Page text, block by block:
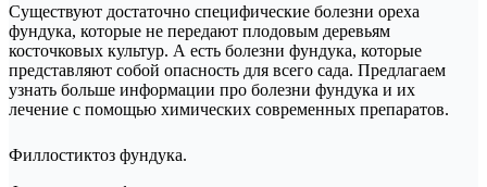
Существуют достаточно специфические болезни ореха
фундука, которые не передают плодовым деревьям
косточковых культур. А есть болезни фундука, которые
представляют собой опасность для всего сада. Предлагаем
узнать больше информации про болезни фундука и их
лечение с помощью химических современных препаратов.
Филлостиктоз фундука.